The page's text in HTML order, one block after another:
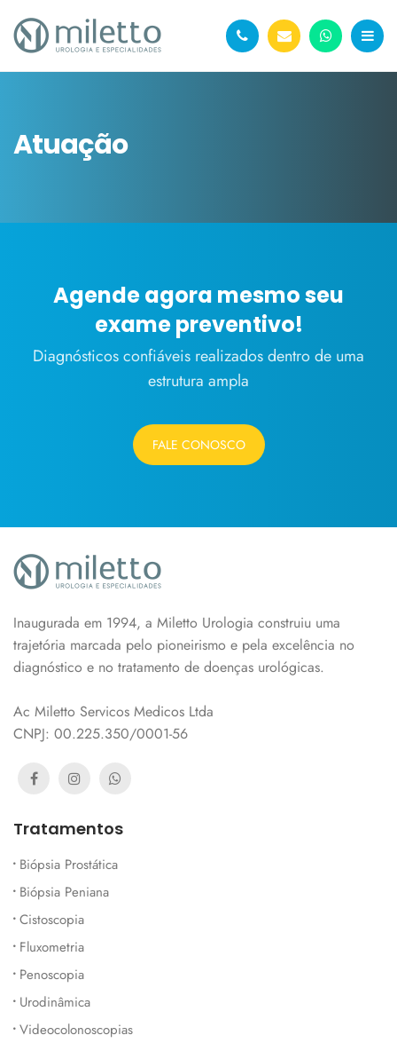
Atuação
Agende agora mesmo seu
exame preventivo!
Diagnósticos confiáveis realizados dentro de uma
estrutura ampla
FALE CONOSCO
Inaugurada em 1994, a Miletto Urologia construiu uma
trajetória marcada pelo pioneirismo e pela excelência no
diagnóstico e no tratamento de doenças urológicas.
Ac Miletto Servicos Medicos Ltda
CNPJ: 00.225.350/0001-56
Tratamentos
Biópsia Prostática
Biópsia Peniana
Cistoscopia
Fluxometria
Penoscopia
Urodinâmica
Videocolonoscopias